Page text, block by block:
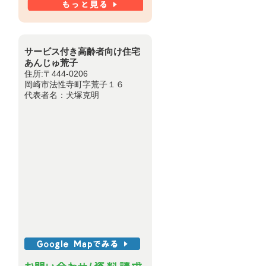
サービス付き高齢者向け住宅
あんじゅ荒子
住所:〒444-0206
岡崎市法性寺町字荒子１６
代表者名：犬塚克明